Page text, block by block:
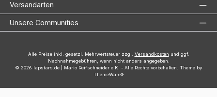
Versandarten
Unsere Communities
Alle Preise inkl. gesetzl. Mehrwertsteuer zzgl. Versandkosten und ggf.
Nachnahmegebühren, wenn nicht anders angegeben.
© 2026 lapstars.de | Mario Reifschneider e.K. - Alle Rechte vorbehalten. Theme by
ThemeWare®